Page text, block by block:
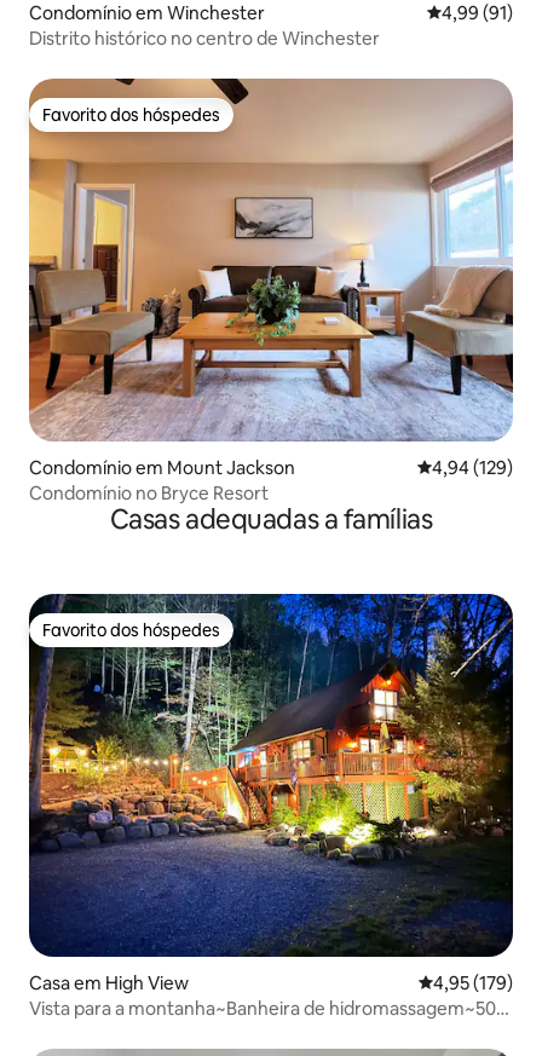
Condomínio em Winchester Classificação
4,99 (91)
Distrito histórico no centro de Winchester
Favorito dos hóspedes
Favorito dos hóspedes
Condomínio em Mount Jackson Classificação
4,94 (129)
Condomínio no Bryce Resort
Casas adequadas a famílias
Favorito dos hóspedes
Favorito dos hóspedes
Casa em High View Classificação
4,95 (179)
Vista para a montanha~Banheira de hidromassagem~50